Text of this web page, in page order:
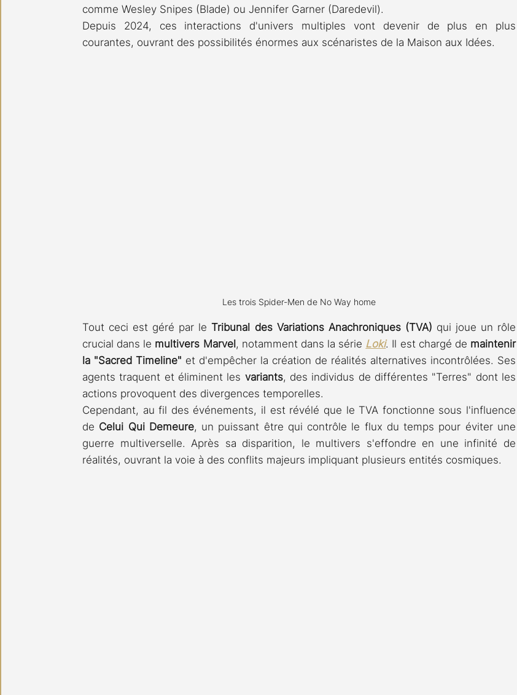
comme Wesley Snipes (Blade) ou Jennifer Garner (Daredevil).
Depuis 2024, ces interactions d'univers multiples vont devenir de plus en plus
courantes, ouvrant des possibilités énormes aux scénaristes de la Maison aux Idées.
Les trois Spider-Men de No Way home
Tout ceci est géré par le Tribunal des Variations Anachroniques (TVA) qui joue un rôle
crucial dans le multivers Marvel , notamment dans la série Loki. Il est chargé de maintenir
la "Sacred Timeline" et d'empêcher la création de réalités alternatives incontrôlées. Ses
agents traquent et éliminent les variants, des individus de différentes "Terres" dont les
actions provoquent des divergences temporelles.
Cependant, au fil des événements, il est révélé que le TVA fonctionne sous l'influence
de Celui Qui Demeure, un puissant être qui contrôle le flux du temps pour éviter une
guerre multiverselle. Après sa disparition, le multivers s'effondre en une infinité de
réalités, ouvrant la voie à des conflits majeurs impliquant plusieurs entités cosmiques.